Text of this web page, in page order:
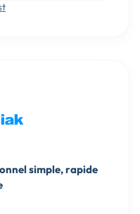
simple, rapide